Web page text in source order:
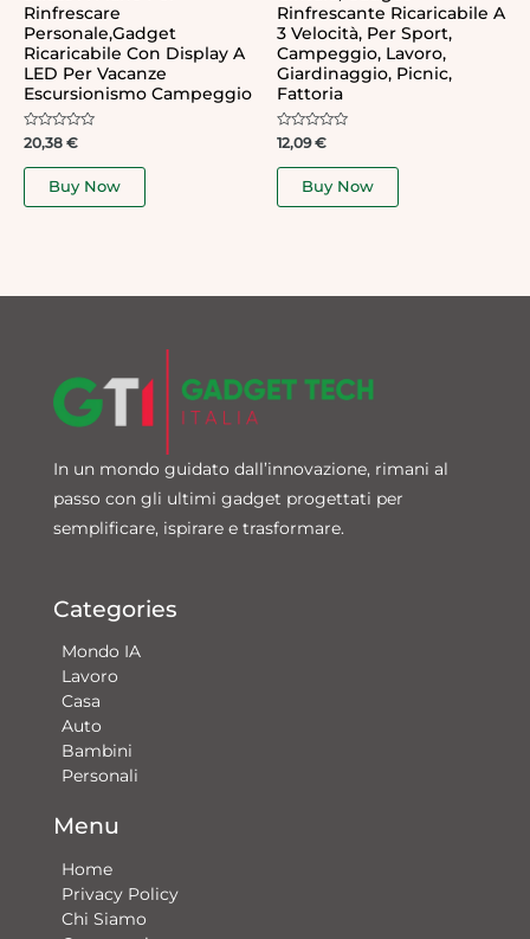
Rinfrescare
Personale,Gadget
Ricaricabile Con Display A
LED Per Vacanze
Escursionismo Campeggio
Rated
0
out
20,38 €
Buy Now
Rinfrescante Ricaricabile A
3 Velocità, Per Sport,
Campeggio, Lavoro,
Giardinaggio, Picnic,
Fattoria
Rated
0
out
12,09€
Buy Now
In un mondo guidato dall’innovazione, rimani al
passo con gli ultimi gadget progettati per
semplificare, ispirare e trasformare.
Categories
Mondo IA
Lavoro
Casa
Auto
Bambini
Personali
Menu
Home
Privacy Policy
Chi Siamo